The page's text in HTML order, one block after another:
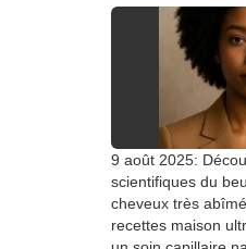
9 août 2025:
scientifiques du
cheveux très
recettes maison